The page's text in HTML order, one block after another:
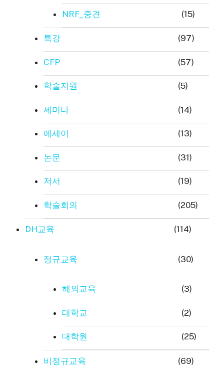
NRF_중견 (15)
특강 (97)
CFP (57)
학술지원 (5)
세미나 (14)
에세이 (13)
논문 (31)
저서 (19)
학술회의 (205)
DH교육 (114)
정규교육 (30)
해외교육 (3)
대학교 (2)
대학원 (25)
비정규교육 (69)